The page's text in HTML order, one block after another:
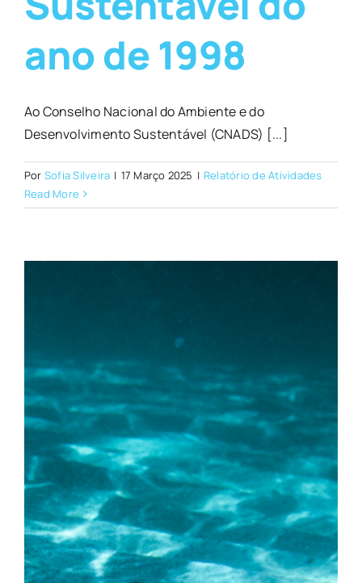
ano de 1998
Ao Conselho Nacional do Ambiente e do
Desenvolvimento Sustentável (CNADS) [...]
Por Sofia Silveira | 17 Março 2025 | Relatório de Atividades
Read More